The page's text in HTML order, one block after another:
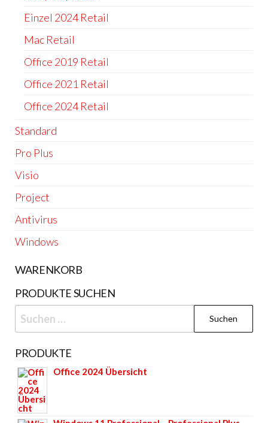
Einzel 2024 Retail
Mac Retail
Office 2019 Retail
Office 2021 Retail
Office 2024 Retail
Standard
Pro Plus
Visio
Project
Antivirus
Windows
WARENKORB
PRODUKTE SUCHEN
Suchen
nach:
PRODUKTE
Office 2024 Übersicht